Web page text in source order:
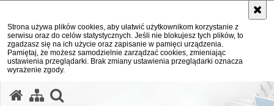
Strona używa plików cookies, aby ułatwić użytkownikom korzystanie z
serwisu oraz do celów statystycznych. Jeśli nie blokujesz tych plików, to
zgadzasz się na ich użycie oraz zapisanie w pamięci urządzenia.
Pamiętaj, że możesz samodzielnie zarządzać cookies, zmieniając
ustawienia przeglądarki. Brak zmiany ustawienia przeglądarki oznacza
wyrażenie zgody.